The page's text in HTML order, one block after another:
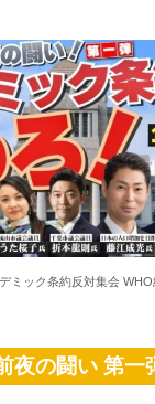
ミック条約反対集会 WHO
夜の闘い 第一